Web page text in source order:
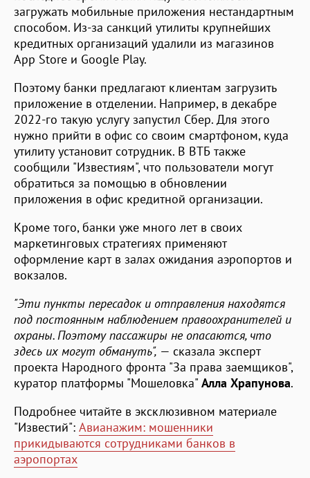
загружать мобильные приложения нестандартным
способом. Из-за санкций утилиты крупнейших
кредитных организаций удалили из магазинов
App Store и Google Play.
Поэтому банки предлагают клиентам загрузить
приложение в отделении. Например, в декабре
2022-го такую услугу запустил Сбер. Для этого
нужно прийти в офис со своим смартфоном, куда
утилиту установит сотрудник. В ВТБ также
сообщили "Известиям", что пользователи могут
обратиться за помощью в обновлении
приложения в офис кредитной организации.
Кроме того, банки уже много лет в своих
маркетинговых стратегиях применяют
оформление карт в залах ожидания аэропортов и
вокзалов.
"Эти пункты пересадок и отправления находятся
под постоянным наблюдением правоохранителей и
охраны. Поэтому пассажиры не опасаются, что
здесь их могут обмануть", — сказала эксперт
проекта Народного фронта "За права заемщиков",
куратор платформы "Мошеловка" Алла Храпунова.
Подробнее читайте в эксклюзивном материале
"Известий": Авианажим: мошенники
прикидываются сотрудниками банков в
аэропортах